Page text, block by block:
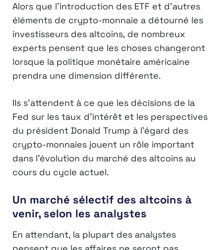
Alors que l’introduction des ETF et d’autres
éléments de crypto-monnaie a détourné les
investisseurs des altcoins, de nombreux
experts pensent que les choses changeront
lorsque la politique monétaire américaine
prendra une dimension différente.
Ils s’attendent à ce que les décisions de la
Fed sur les taux d’intérêt et les perspectives
du président Donald Trump à l’égard des
crypto-monnaies jouent un rôle important
dans l’évolution du marché des altcoins au
cours du cycle actuel.
Un marché sélectif des altcoins à
venir, selon les analystes
En attendant, la plupart des analystes